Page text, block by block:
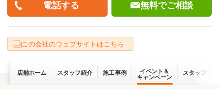
無料でご相談
この会社のウェブサイトはこちら
店舗ホーム スタッフ紹介 施工事例
イベント＆
キャンペーン
スタッフブ